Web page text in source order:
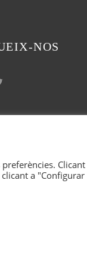
NOS
Clicant
a "Configurar